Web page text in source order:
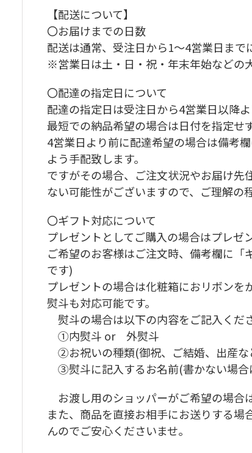
【配送について】
〇お届けまでの日数
配送は通常、受注日から1～4営業日ま
※営業日は土・日・祝・年末年始などの
〇配達の指定日について
配達の指定日は受注日から4営業日以降よ
最短での納品希望の場合は日付を指定せ
4営業日より前に配達希望の場合は備考
よう手配致します。
ですがその場合、ご注文状況やお届け先
ない可能性がございますので、ご理解の
〇ギフト対応について
プレゼントとしてご購入の場合はプレゼ
ご希望のお客様はご注文時、備考欄に
です)
プレゼントの場合は化粧箱におリボンを
熨斗も対応可能です。
熨斗の場合は以下の内容をご記入くだ
①内熨斗 or 外熨斗
②お祝いの種類(御祝、ご結婚、出産な
③熨斗に記入するお名前(書かない場合
お渡し用のショッパーがご希望の場合
また、商品を直接お相手にお送りする場
んのでご安心くださいませ。